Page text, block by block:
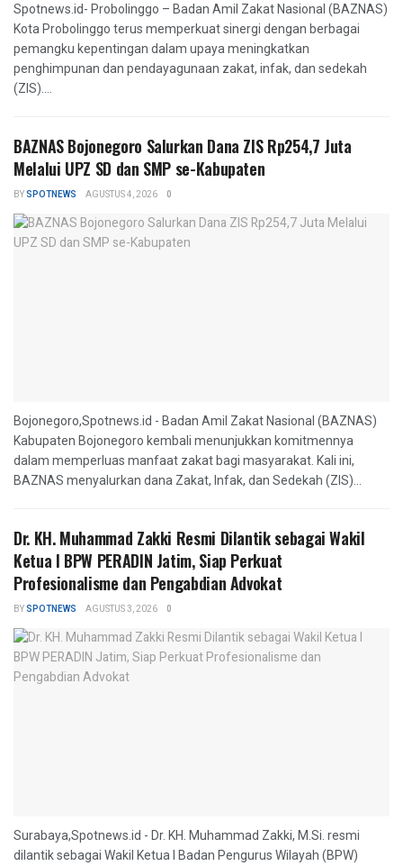
Spotnews.id- Probolinggo – Badan Amil Zakat Nasional (BAZNAS)
Kota Probolinggo terus memperkuat sinergi dengan berbagai
pemangku kepentingan dalam upaya meningkatkan
penghimpunan dan pendayagunaan zakat, infak, dan sedekah
(ZIS)....
BAZNAS Bojonegoro Salurkan Dana ZIS Rp254,7 Juta
Melalui UPZ SD dan SMP se-Kabupaten
BYSPOTNEWS AGUSTUS 4, 2026 0
Bojonegoro,Spotnews.id - Badan Amil Zakat Nasional (BAZNAS)
Kabupaten Bojonegoro kembali menunjukkan komitmennya
dalam memperluas manfaat zakat bagi masyarakat. Kali ini,
BAZNAS menyalurkan dana Zakat, Infak, dan Sedekah (ZIS)...
Dr. KH. Muhammad Zakki Resmi Dilantik sebagai Wakil
Ketua I BPW PERADIN Jatim, Siap Perkuat
Profesionalisme dan Pengabdian Advokat
BYSPOTNEWS AGUSTUS 3, 2026 0
Surabaya,Spotnews.id - Dr. KH. Muhammad Zakki, M.Si. resmi
dilantik sebagai Wakil Ketua I Badan Pengurus Wilayah (BPW)